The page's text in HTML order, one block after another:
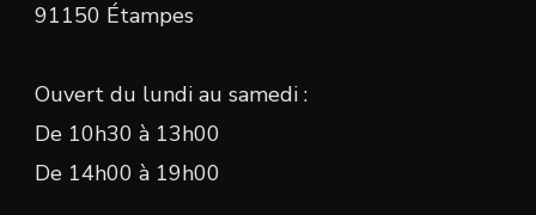
91150 Étampes
Ouvert du lundi au samedi :
De 10h30 à 13h00
De 14h00 à 19h00